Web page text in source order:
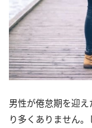
男性が倦怠期を迎
り多くありません